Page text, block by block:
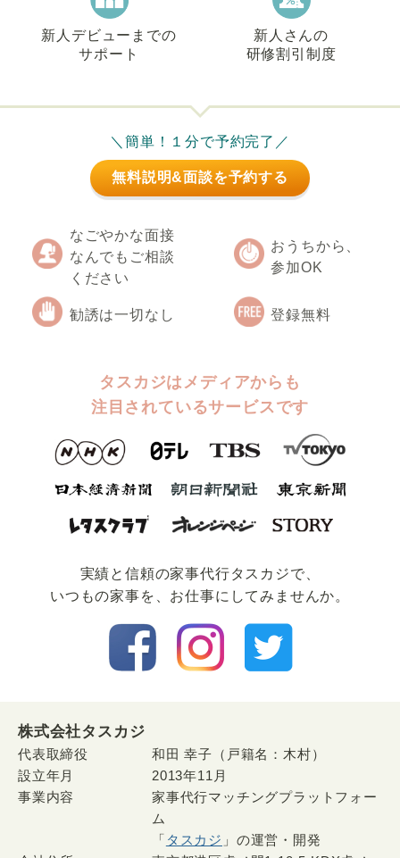
新人デビューまでの
サポート
新人さんの
研修割引制度
＼簡単！１分で予約完了／
無料説明&面談を予約する
なごやかな面接
なんでもご相談
ください
おうちから、
参加OK
勧誘は一切なし 登録無料
タスカジはメディアからも
注目されているサービスです
実績と信頼の家事代⾏タスカジで、
いつもの家事を、お仕事にしてみませんか。
株式会社タスカジ
代表取締役
和田 幸子（戸籍名：木村）
設立年月
2013年11月
事業内容
家事代行マッチングプラットフォー
ム
「 タスカジ 」の運営・開発